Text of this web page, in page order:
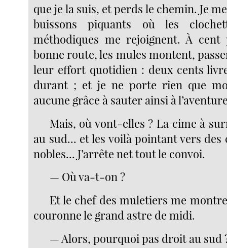
que je la suis, et perds le chemin. Je
buissons piquants où les
méthodiques me rejoignent. À cent
bonne route, les mules montent,
leur effort quotidien : deux cents
durant ; et je ne porte rien que
aucune grâce à sauter ainsi à
Mais, où vont-elles ? La cime à
au sud... et les voilà pointant vers
nobles... J’arrête net tout le convoi.
— Où va-t-on ?
Et le chef des muletiers me
couronne le grand astre de midi.
— Alors, pourquoi pas droit au sud